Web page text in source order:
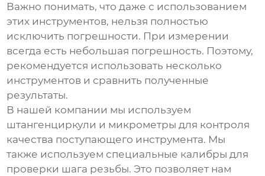
Важно понимать, что даже с использованием
этих инструментов, нельзя полностью
исключить погрешности. При измерении
всегда есть небольшая погрешность. Поэтому,
рекомендуется использовать несколько
инструментов и сравнить полученные
результаты.
В нашей компании мы используем
штангенциркули и микрометры для контроля
качества поступающего инструмента. Мы
также используем специальные калибры для
проверки шага резьбы. Это позволяет нам